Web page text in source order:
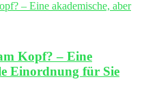
Kopf? – Eine
Einordnung für Sie